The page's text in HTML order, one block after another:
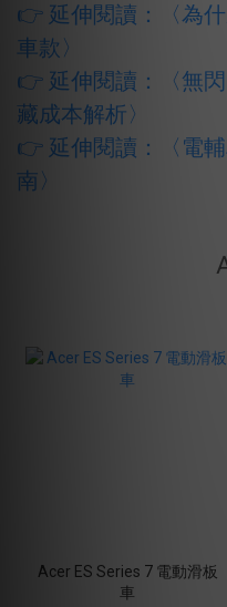
👉 延伸閱讀：
〈為
車款 〉
👉 延伸閱讀：
〈無
藏成本解析〉
👉 延伸閱讀：
〈 電
南〉
Acer ES Series 7 電動滑板
車